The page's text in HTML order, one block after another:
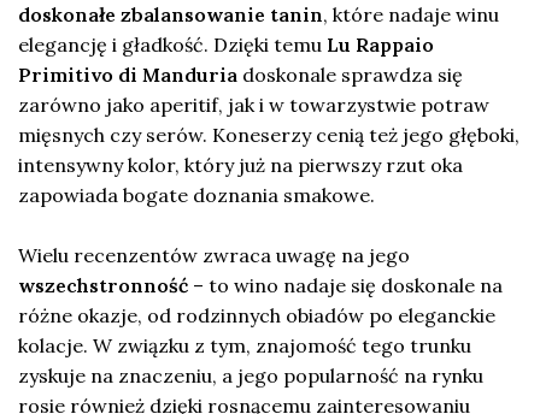
doskonałe zbalansowanie tanin, które nadaje winu
elegancję i gładkość. Dzięki temu Lu Rappaio
Primitivo di Manduria doskonale sprawdza się
zarówno jako aperitif, jak i w towarzystwie potraw
mięsnych czy serów. Koneserzy cenią też jego głęboki,
intensywny kolor, który już na pierwszy rzut oka
zapowiada bogate doznania smakowe.
Wielu recenzentów zwraca uwagę na jego
wszechstronność – to wino nadaje się doskonale na
różne okazje, od rodzinnych obiadów po eleganckie
kolacje. W związku z tym, znajomość tego trunku
zyskuje na znaczeniu, a jego popularność na rynku
rosie również dzięki rosnącemu zainteresowaniu